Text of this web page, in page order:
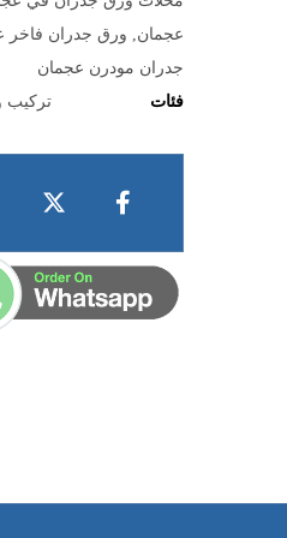
عجمان
ورق جدران فاخر
جدران مودرن عجمان
فئات
تركيب